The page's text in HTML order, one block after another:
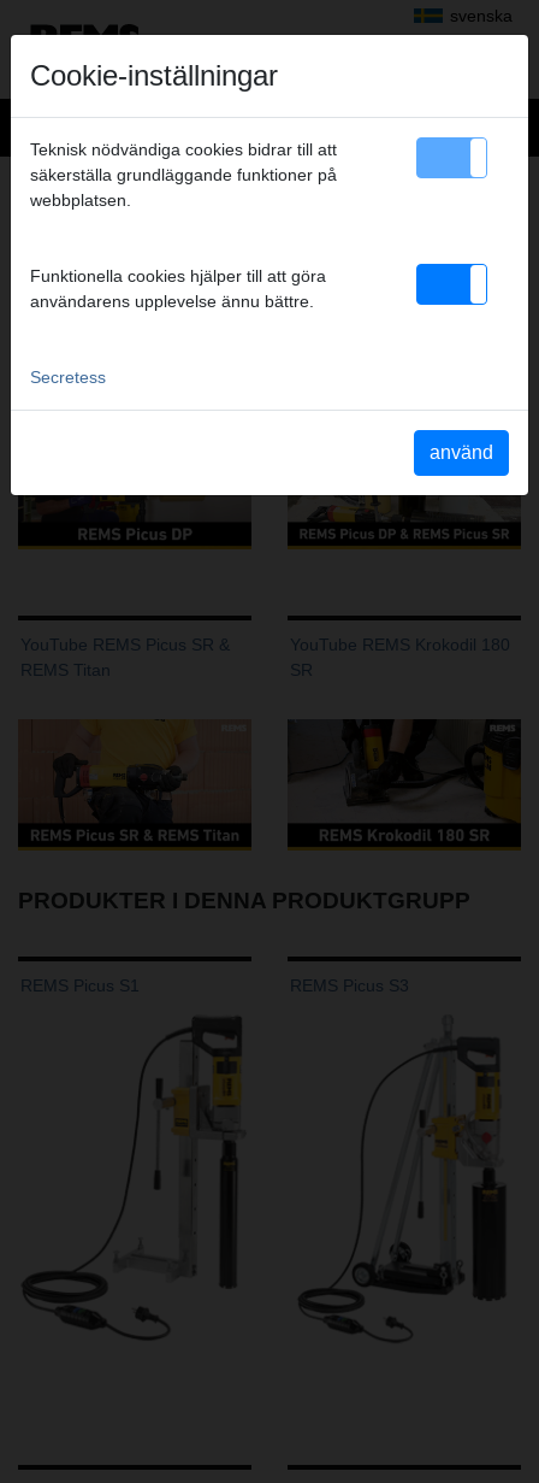
svenska
DIAMANTKÄRNBORRNING,
DIAMANTSLITSSÅGNING
FILM FRÅN DENNA PRODUKTGRUPP
YouTube REMS Picus SR &
REMS Titan
YouTube REMS Krokodil 180
SR
PRODUKTER I DENNA PRODUKTGRUPP
REMS Picus S1 REMS Picus S3
Cookie-inställningar
Teknisk nödvändiga cookies bidrar till att
säkerställa grundläggande funktioner på
webbplatsen.
Funktionella cookies hjälper till att göra
användarens upplevelse ännu bättre.
Secretess
använd